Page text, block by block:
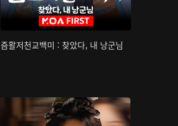
즘활저천교백미 : 찾았다, 내 낭군님